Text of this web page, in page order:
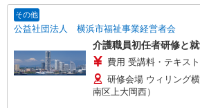
その他
公益社団法人 横浜市福祉事業経営者会
介護職員初任者研修と就
費用 受講料・テキス
研修会場 ウィリング
南区上大岡西）